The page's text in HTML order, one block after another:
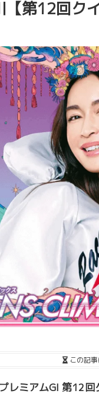
【第12回
この記
プレミアムGI 第12回